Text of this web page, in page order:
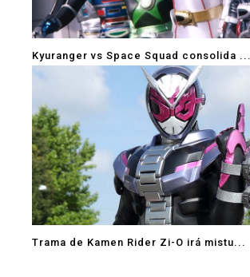
Kyuranger vs Space Squad consolida ...
Trama de Kamen Rider Zi-O irá mistu...